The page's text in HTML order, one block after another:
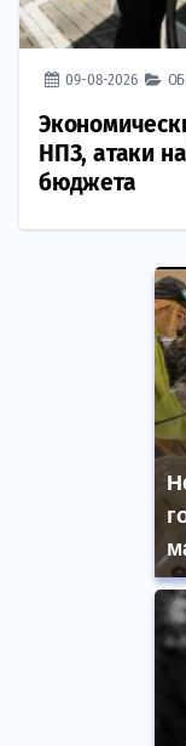
09-08-2026
НПЗ, атаки
бюджета